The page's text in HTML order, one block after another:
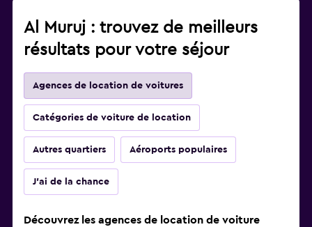
Al Muruj : trouvez de meilleurs
résultats pour votre séjour
Agences de location de voitures
Catégories de voiture de location
Autres quartiers Aéroports populaires
J'ai de la chance
Découvrez les agences de location de voiture